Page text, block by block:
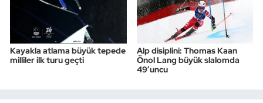
Kayakla atlama büyük tepede
milliler ilk turu geçti
Alp disiplini: Thomas Kaan
Önol Lang büyük slalomda
49’uncu